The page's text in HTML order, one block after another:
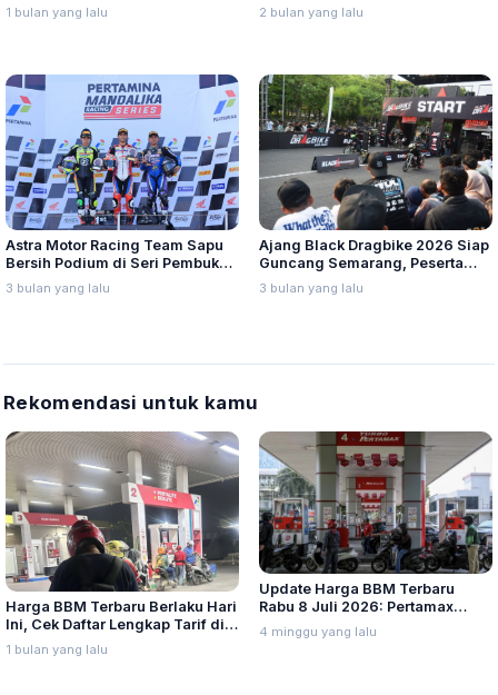
Kantongi Lebih dari 700 SPK
1 bulan yang lalu
Motor Listrik Stylish Harga
Terjangkau
2 bulan yang lalu
Astra Motor Racing Team Sapu
Bersih Podium di Seri Pembuka
Mandalika Racing Series 2026
3 bulan yang lalu
Ajang Black Dragbike 2026 Siap
Guncang Semarang, Peserta
Ditarget Tembus 500 Starter
3 bulan yang lalu
Rekomendasi untuk kamu
Harga BBM Terbaru Berlaku Hari
Ini, Cek Daftar Lengkap Tarif di
Seluruh Indonesia
1 bulan yang lalu
Update Harga BBM Terbaru
Rabu 8 Juli 2026: Pertamax
Turbo, Dexlite, dan Pertamina
Dex Turun
4 minggu yang lalu